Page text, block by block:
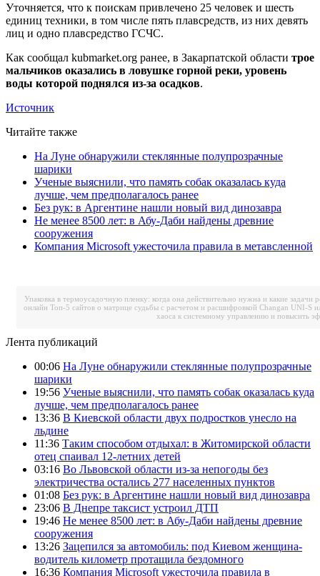
Уточняется, что к поискам привлечено 25 человек и шесть
единиц техники, в том числе пять плавсредств, из них девять
лиц и одно плавсредство ГСЧС.
Как сообщал kubmarket.org ранее, в Закарпатской области трое
мальчиков оказались в ловушке горной реки, уровень
воды которой поднялся из-за осадков.
Источник
Читайте также
На Луне обнаружили стеклянные полупрозрачные
шарики
Ученые выяснили, что память собак оказалась куда
лучше, чем предполагалось ранее
Без рук: в Аргентине нашли новый вид динозавра
Не менее 8500 лет: в Абу-Даби найдены древние
сооружения
Компания Microsoft ужесточила правила в метавсленной
Упаковка в термоусадочную пленку: когда она действительно нужна и какие задачи
онлайн Топ-5 сайтов о матрице судьбы с расчетом и расшифровкой Changan UNI-S
хаоса к системному управлению и повысить
Лента публикаций
00:06 На Луне обнаружили стеклянные полупрозрачные
шарики
19:56 Ученые выяснили, что память собак оказалась куда
лучше, чем предполагалось ранее
13:36 В Киевской области двух подростков унесло на
льдине
11:36 Таким способом отдыхал: в Житомирской области
отец спаивал 12-летних детей
03:16 Во Львовской области из-за непогоды без
электричества остались 277 населенных пунктов
01:08 Без рук: в Аргентине нашли новый вид динозавра
23:06 В Днепре таксист устроил ДТП
19:46 Не менее 8500 лет: в Абу-Даби найдены древние
сооружения
13:26 Зацепился за автомобиль: под Киевом женщина-
водитель километр протащила бездомного
16:36 Компания Microsoft ужесточила правила в